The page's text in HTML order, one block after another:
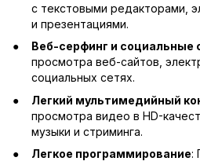
с текстовыми редакторами,
и презентациями.
Веб-серфинг и социальные
просмотра веб-сайтов,
социальных сетях.
Легкий мультимедийный
просмотра видео в HD-
музыки и стриминга.
Легкое программирование: